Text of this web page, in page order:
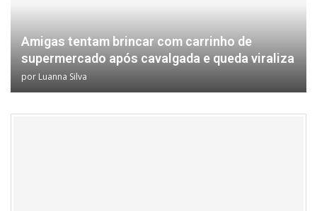
Amigas tentam brincar com carrinho de
supermercado após cavalgada e queda viraliza
por Luanna Silva